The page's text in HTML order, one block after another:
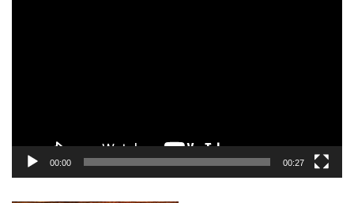
00:00 00:27